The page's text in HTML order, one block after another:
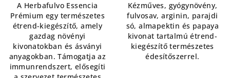
A Herbafulvo Essencia
Prémium egy természetes
étrend-kiegészítő, amely
gazdag növényi
kivonatokban és ásványi
anyagokban. Támogatja az
immunrendszert, elősegíti
Kézműves, gyógynövény,
fulvosav, arginin, parajdi
só, almapektin és papaya
kivonat tartalmú étrend-
kiegészítő természetes
édesítőszerrel.